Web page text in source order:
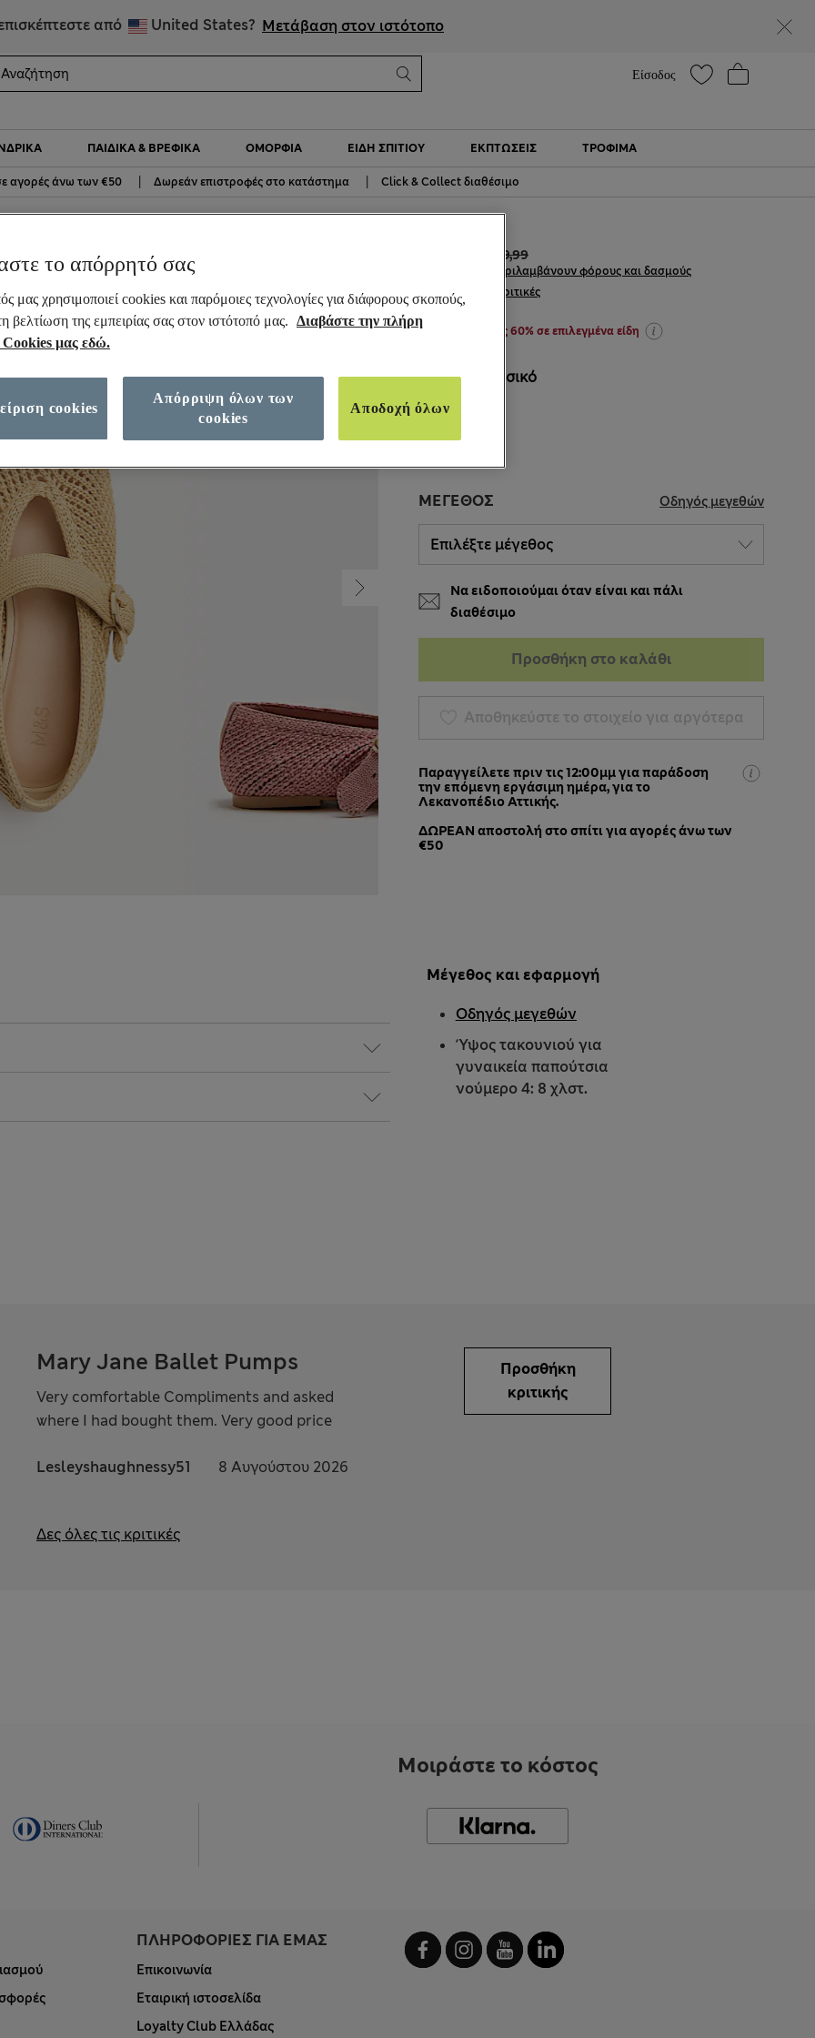
από United States? Μετάβαση στον ιστότοπο
Είσοδος
ΠΑΙΔΙΚΆ & ΒΡΕΦΙΚΆ ΟΜΟΡΦΙΆ ΕΊΔΗ ΣΠΙΤΙΟΎ ΕΚΠΤΩΣΕΙΣ ΤΡΌΦΙΜΑ
αγορές άνω των €50 | Δωρεάν επιστροφές στο κατάστημα | Click & Collect διαθέσιμο
με λουράκι και αγκράφα 113 κριτικές
€49,99
Όλες οι τιμές περιλαμβάνουν φόρους και δασμούς
ΕΚΠΤΩΣΕΙΣ έως 60% σε επιλεγμένα είδη
ΧΡΏΜΑ: Φυσικό
Εξαντλήθηκε
ΜΈΓΕΘΟΣ Οδηγός μεγεθών
Να ειδοποιούμαι όταν είναι και πάλι
διαθέσιμο
Προσθήκη στο καλάθι
Αποθηκεύστε το στοιχείο για αργότερα
Παραγγείλετε πριν τις 12:00μμ για παράδοση
την επόμενη εργάσιμη ημέρα, για το
Λεκανοπέδιο Αττικής.
ΔΩΡΕΑΝ αποστολή στο σπίτι για αγορές άνω των
€50
Μέγεθος και εφαρμογή
Ύψος τακουνιού για
γυναικεία παπούτσια
νούμερο 4: 8 χλστ.
Οδηγός μεγεθών
Mary Jane Ballet Pumps
Very comfortable Compliments and asked
where I had bought them. Very good price
Lesleyshaughnessy51 8 Αυγούστου 2026
Δες όλες τις κριτικές
Προσθήκη
κριτικής
Μοιράστε το κόστος
ΠΛΗΡΟΦΟΡΙΕΣ ΓΙΑ ΕΜΑΣ
Επικοινωνία
Εταιρική ιστοσελίδα
Loyalty Club Ελλάδας
το απόρρητό σας
μας χρησιμοποιεί cookies και παρόμοιες τεχνολογίες για διάφορους σκοπούς,
βελτίωση της εμπειρίας σας στον ιστότοπό μας. Διαβάστε την πλήρη
Cookies μας εδώ.
Απόρριψη όλων των
cookies
Αποδοχή όλων
cookies